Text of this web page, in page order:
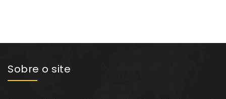
Sobre o site